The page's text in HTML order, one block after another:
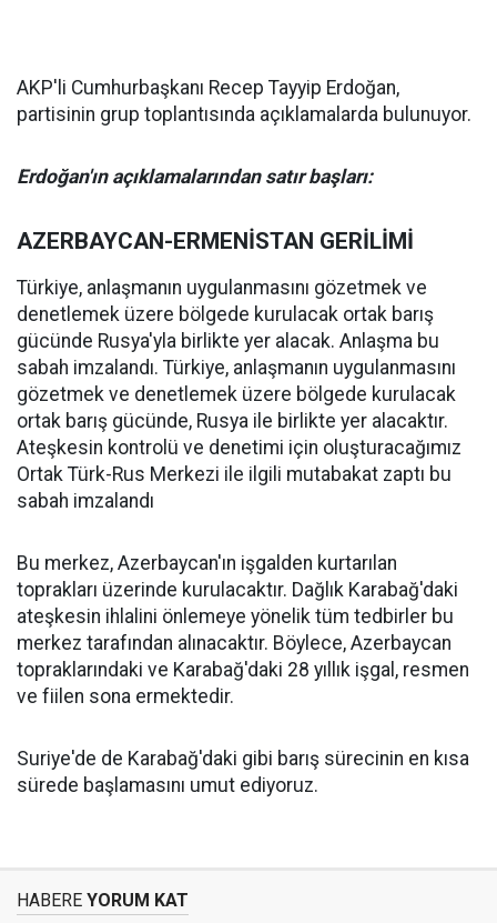
AKP'li Cumhurbaşkanı Recep Tayyip Erdoğan,
partisinin grup toplantısında açıklamalarda bulunuyor.
Erdoğan'ın açıklamalarından satır başları:
AZERBAYCAN-ERMENİSTAN GERİLİMİ
Türkiye, anlaşmanın uygulanmasını gözetmek ve
denetlemek üzere bölgede kurulacak ortak barış
gücünde Rusya'yla birlikte yer alacak. Anlaşma bu
sabah imzalandı. Türkiye, anlaşmanın uygulanmasını
gözetmek ve denetlemek üzere bölgede kurulacak
ortak barış gücünde, Rusya ile birlikte yer alacaktır.
Ateşkesin kontrolü ve denetimi için oluşturacağımız
Ortak Türk-Rus Merkezi ile ilgili mutabakat zaptı bu
sabah imzalandı
Bu merkez, Azerbaycan'ın işgalden kurtarılan
toprakları üzerinde kurulacaktır. Dağlık Karabağ'daki
ateşkesin ihlalini önlemeye yönelik tüm tedbirler bu
merkez tarafından alınacaktır. Böylece, Azerbaycan
topraklarındaki ve Karabağ'daki 28 yıllık işgal, resmen
ve fiilen sona ermektedir.
Suriye'de de Karabağ'daki gibi barış sürecinin en kısa
sürede başlamasını umut ediyoruz.
HABERE YORUM KAT